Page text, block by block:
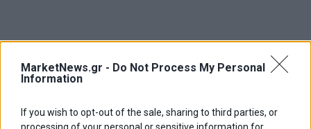
MarketNews.gr - Do Not Process My Personal
Information
If you wish to opt-out of the sale, sharing to third parties, or
Ελευθερία Κούρταλη